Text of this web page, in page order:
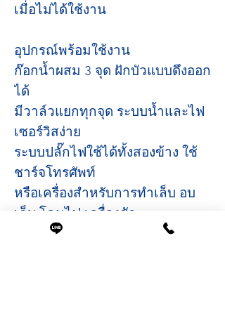
เมื่อไม่ได้ใช้งาน
อุปกรณ์พร้อมใช้งาน
ก๊อกน้ำผสม 3 จุด ฝักบัวแบบดึงออก
ได้
มีวาล์วแยกทุกจุด ระบบน้ำและไฟ
เซอร์วิสง่าย
ระบบปลั๊กไฟใช้ได้ทั้งสองข้าง ใช้
ชาร์จโทรศัพท์
หรือเครื่องสำหรับการทำเล็บ อบ
เล็บ โคมไฟ เครื่องสัก